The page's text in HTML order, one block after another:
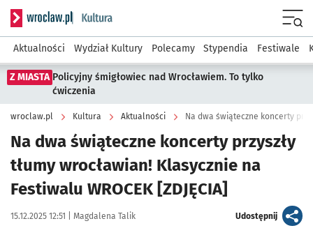
Serwis informacyjny wroclaw.pl podserwis: Kultura
Aktualności Wydział Kultury Polecamy Stypendia Festiwale
Z MIASTA Policyjny śmigłowiec nad Wrocławiem. To tylko
ćwiczenia
wroclaw.pl Kultura Aktualności
Na dwa świąteczne koncerty przyszły
tłumy wrocławian! Klasycznie na
Festiwalu WROCEK [ZDJĘCIA]
Data publikacji:
15.12.2025 12:51 | Autor:
Magdalena Talik Udostępnijartykuł